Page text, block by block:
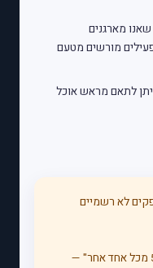
מארגנים
מורשים מטעם
לתאם מראש אוכל
לא רשמיים
בהצעה ש"זולה ב-50% מכל אחד אחר" —